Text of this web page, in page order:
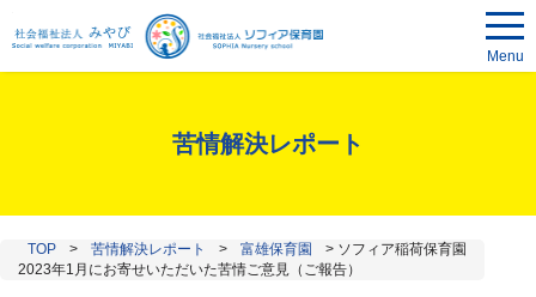
Menu
苦情解決レポート
TOP > 苦情解決レポート > 富雄保育園 > ソフィア稲荷保育園
2023年1月にお寄せいただいた苦情ご意見（ご報告）